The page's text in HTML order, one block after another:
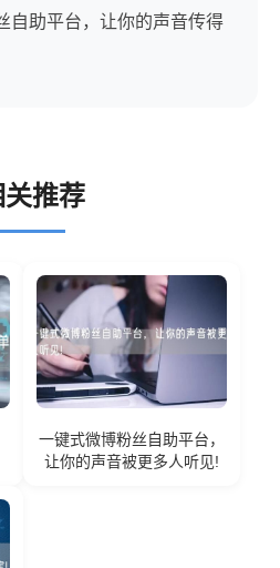
自助平台，让你的声音传得
关推荐
一键式微博粉丝自助平台，
让你的声音被更多人听见!